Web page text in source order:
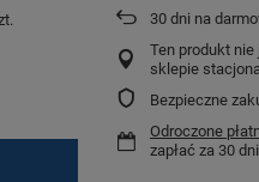
30 dni na
Ten produkt
sklepie
Bezpieczne
Odroczone
zapłać za 30